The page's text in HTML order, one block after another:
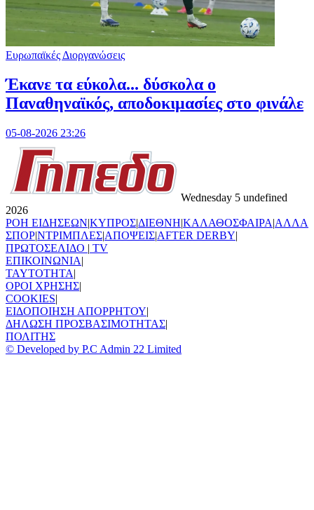
Ευρωπαϊκές Διοργανώσεις
Έκανε τα εύκολα... δύσκολα ο
Παναθηναϊκός, αποδοκιμασίες στο φινάλε
05-08-2026 23:26
Wednesday 5 undefined
2026
ΡΟΗ ΕΙΔΗΣΕΩΝ|ΚΥΠΡΟΣ|ΔΙΕΘΝΗ|ΚΑΛΑΘΟΣΦΑΙΡΑ|ΑΛΛΑ
ΣΠΟΡ|ΝΤΡΙΜΠΛΕΣ|ΑΠΟΨΕΙΣ|AFTER DERBY|
ΠΡΩΤΟΣΕΛΙΔΟ | TV
ΕΠΙΚΟΙΝΩΝΙΑ|
TAYTOTHTA|
ΟΡΟΙ ΧΡΗΣΗΣ|
COOKIES|
ΕΙΔΟΠΟΙΗΣΗ ΑΠΟΡΡΗΤΟΥ|
ΔΗΛΩΣΗ ΠΡΟΣΒΑΣΙΜΟΤΗΤΑΣ|
ΠΟΛΙΤΗΣ
© Developed by P.C Admin 22 Limited